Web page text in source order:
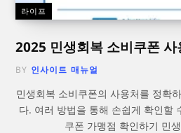
라이프
2025 민생회복 소비쿠폰
BY 인사이트 매뉴얼
민생회복 소비쿠폰의 사용처를 정확
다. 여러 방법을 통해 손쉽게 확인할
쿠폰 가맹점 확인하기 민